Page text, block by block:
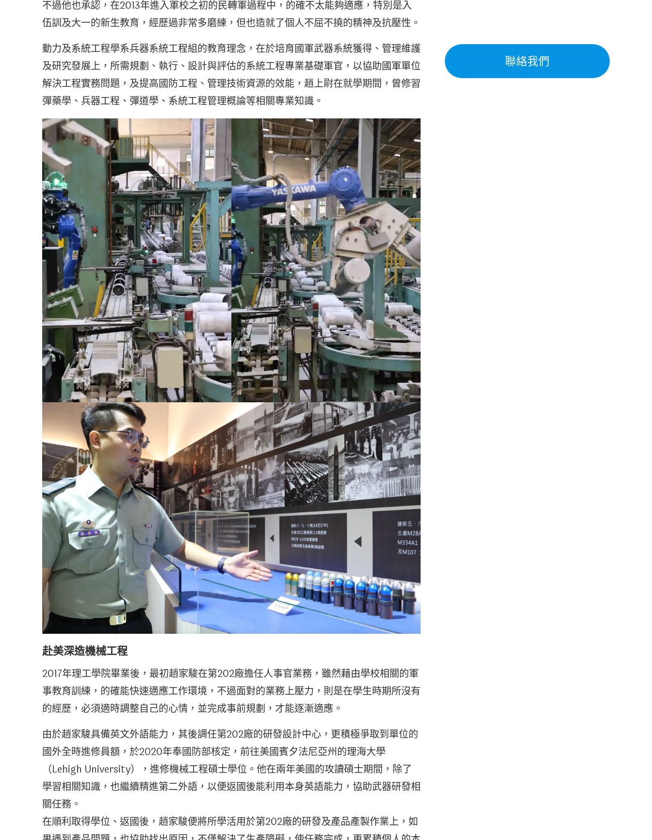
不過他也承認，在2013年進入軍校之初的民轉軍過程中，的確不太能夠適應，特別是入
伍訓及大一的新生教育，經歷過非常多磨練，但也造就了個人不屈不撓的精神及抗壓性。
動力及系統工程學系兵器系統工程組的教育理念，在於培育國軍武器系統獲得、管理維護
及研究發展上，所需規劃、執行、設計與評估的系統工程專業基礎軍官，以協助國軍單位
解決工程實務問題，及提高國防工程、管理技術資源的效能，趙上尉在就學期間，曾修習
彈藥學、兵器工程、彈道學、系統工程管理概論等相關專業知識。
赴美深造機械工程
2017年理工學院畢業後，最初趙家駿在第202廠擔任人事官業務，雖然藉由學校相關的軍
事教育訓練，的確能快速適應工作環境，不過面對的業務上壓力，則是在學生時期所沒有
的經歷，必須適時調整自己的心情，並完成事前規劃，才能逐漸適應。
由於趙家駿具備英文外語能力，其後調任第202廠的研發設計中心，更積極爭取到單位的
國外全時進修員額，於2020年奉國防部核定，前往美國賓夕法尼亞州的理海大學
（Lehigh University），進修機械工程碩士學位。他在兩年美國的攻讀碩士期間，除了
學習相關知識，也繼續精進第二外語，以便返國後能利用本身英語能力，協助武器研發相
關任務。
在順利取得學位、返國後，趙家駿便將所學活用於第202廠的研發及產品產製作業上，如
聯絡我們